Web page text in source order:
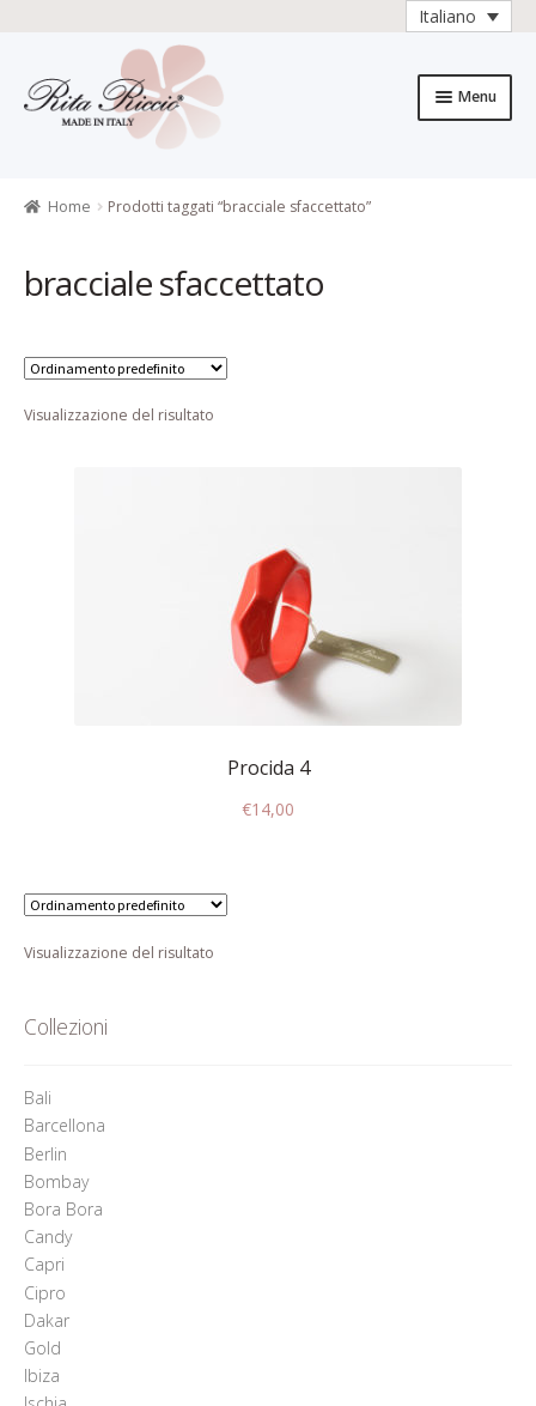
Italiano
alla
navigazione
al
contenuto
Menu
Caratteristiche del prodotto
Contatti
Dati Societari
Garanzia Rita Riccio
Gioielli alta bigiotteria di lusso
Il mio account
Home Prodotti taggati “bracciale sfaccettato”
bracciale sfaccettato
Visualizzazione del risultato
Procida 4
€14,00
Visualizzazione del risultato
Collezioni
Bali
Barcellona
Berlin
Bombay
Bora Bora
Candy
Capri
Cipro
Dakar
Gold
Ibiza